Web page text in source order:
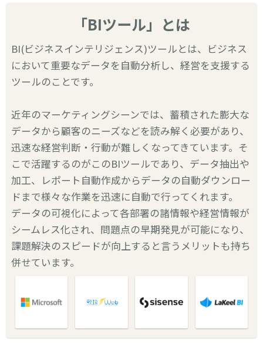
「BIツール」とは
BI(ビジネスインテリジェンス)ツールとは、ビジネス
において重要なデータを自動分析し、経営を支援する
ツールのことです。
近年のマーケティングシーンでは、蓄積された膨大な
データから顧客のニーズなどを読み解く必要があり、
迅速な経営判断・行動が難しくなってきています。そ
こで活躍するのがこのBIツールであり、データ抽出や
加工、レポート自動作成からデータの自動ダウンロー
ドまで様々な作業を迅速に自動で行ってくれます。
データの可視化によって各部署の諸情報や経営情報が
シームレス化され、問題点の早期発見が可能になり、
課題解決のスピードが向上すると言うメリットも持ち
併せています。